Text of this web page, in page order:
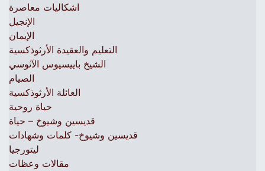
اشكاليات معاصرة
الإنجيل
الإيمان
التعليم والعقيدة الأرثوذكسية
الشيخ باييسيوس الآثوسي
الصيام
العائلة الأرثوذكسية
حياة روحية
قديسين وشيوخ – حياة
قديسين وشيوخ- كلمات وشهادات
ليتورجيا
مقالات وعظات